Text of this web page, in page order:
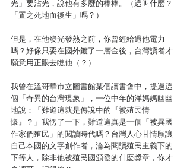
光」要沾光，說他有多麼的棒棒。（這叫什麼？
「置之死地而後生」嗎？）
但是，在他發光發熱之前，你曾經給過他電力
嗎？好像只要在國外鍍了一層金後，台灣讀者才
願意用正眼去瞧他（？）
我曾在溫哥華市立圖書館某個讀書會中，提過這
個「奇異的台灣現象」，一位中年的洋媽媽幽幽
地說：「難道這就是傳說中的『被殖民情
懷』？」我愣了一下，難道這真是一個「被異國
作家們殖民」的閱讀時代嗎？台灣人心甘情願讓
自己本國的文字創作者，淪為閱讀殖民主義下的
下等人，除非他被殖民國頒發的什麼獎章，你才